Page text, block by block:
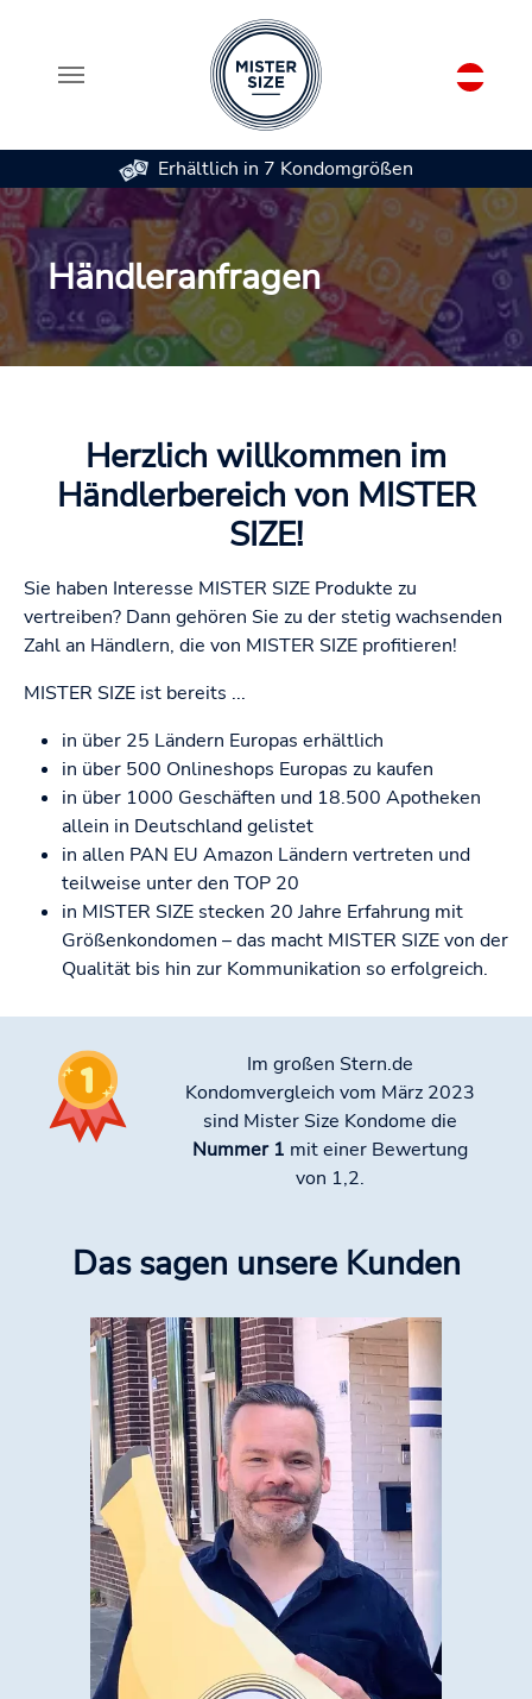
Zum Hauptinhalt springen
Erhältlich in 7 Kondomgrößen
Händleranfragen
Herzlich willkommen im
Händlerbereich von MISTER
SIZE!
Sie haben Interesse MISTER SIZE Produkte zu
vertreiben? Dann gehören Sie zu der stetig wachsenden
Zahl an Händlern, die von MISTER SIZE profitieren!
MISTER SIZE ist bereits ...
in über 25 Ländern Europas erhältlich
in über 500 Onlineshops Europas zu kaufen
in über 1000 Geschäften und 18.500 Apotheken
allein in Deutschland gelistet
in allen PAN EU Amazon Ländern vertreten und
teilweise unter den TOP 20
in MISTER SIZE stecken 20 Jahre Erfahrung mit
Größenkondomen – das macht MISTER SIZE von der
Qualität bis hin zur Kommunikation so erfolgreich.
Im großen Stern.de
Kondomvergleich vom März 2023
sind Mister Size Kondome die
Nummer 1 mit einer Bewertung
von 1,2.
Das sagen unsere Kunden